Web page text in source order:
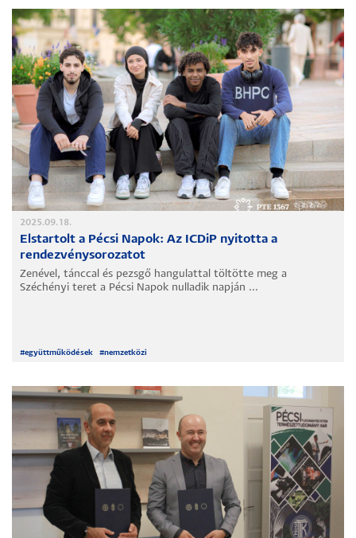
2025.09.18.
Elstartolt a Pécsi Napok: Az ICDiP nyitotta a
rendezvénysorozatot
Zenével, tánccal és pezsgő hangulattal töltötte meg a
Széchényi teret a Pécsi Napok nulladik napján ...
#együttműködések #nemzetközi